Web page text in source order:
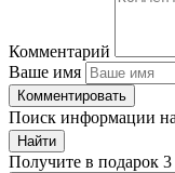
Комментарий
Ваше имя
Комментировать
Поиск информации
Найти
Получите в подарок